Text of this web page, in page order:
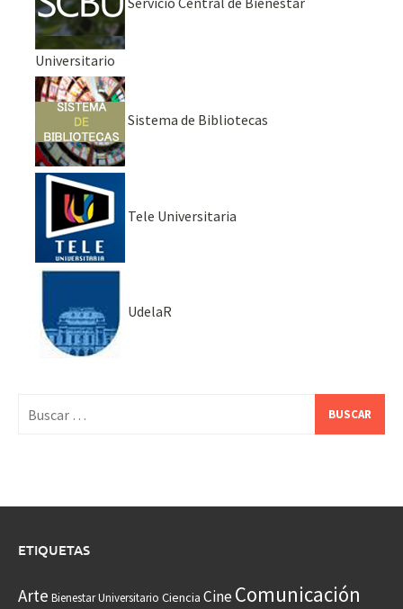
Universitario
Sistema de Bibliotecas
Tele Universitaria
UdelaR
ETIQUETAS
Arte Bienestar Universitario Ciencia CineComunicación